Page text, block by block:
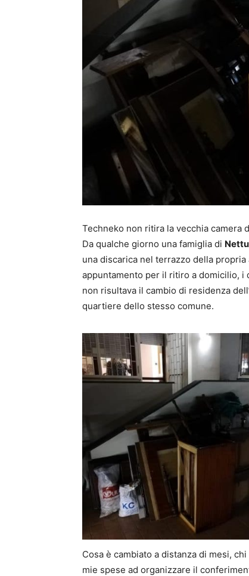
Techneko non ritira la vecchia camera
Da qualche giorno una famiglia di
una discarica nel terrazzo della
appuntamento per il ritiro a domicilio, i
non risultava il cambio di residenza
quartiere dello stesso comune.
Cosa è cambiato a distanza di mesi,
mie spese ad organizzare il